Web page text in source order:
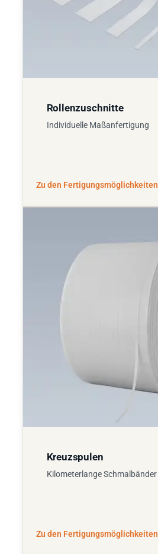
Rollenzuschnitte
Individuelle Maßanfertigung
Zu den Fertigungsmöglichkeiten
Kreuzspulen
Kilometerlange Schmalbänder
Zu den Fertigungsmöglichkeiten